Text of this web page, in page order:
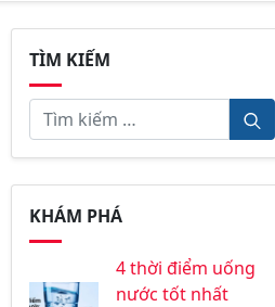
TÌM KIẾM
KHÁM PHÁ
4 thời điểm uống
nước tốt nhất